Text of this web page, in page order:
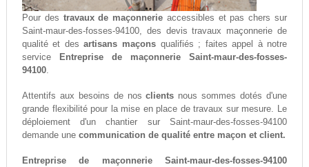
Pour des travaux de maçonnerie accessibles et pas chers sur
Saint-maur-des-fosses-94100, des devis travaux maçonnerie de
qualité et desartisans maçons qualifiés ; faites appel à notre
service
Entreprise de maçonnerie Saint-maur-des-fosses-
94100.
Attentifs aux besoins de nosclients nous sommes dotés d'une
grande flexibilité pour la mise en place de travaux sur mesure. Le
déploiement d'un chantier sur Saint-maur-des-fosses-94100
demande une communication de qualité entre maçon et client.
Entreprise de maçonnerie Saint-maur-des-fosses-94100